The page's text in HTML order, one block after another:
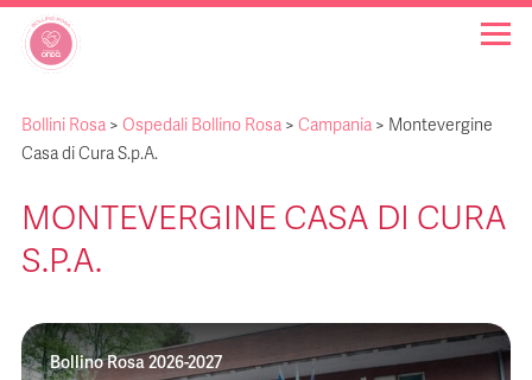
OSPEDALI BOLLINO ROSA
INIZIATIVE
FAQ
Bollini Rosa > Ospedali Bollino Rosa > Campania > Montevergine
Casa di Cura S.p.A.
MONTEVERGINE CASA DI CURA
S.P.A.
Bollino Rosa 2026-2027